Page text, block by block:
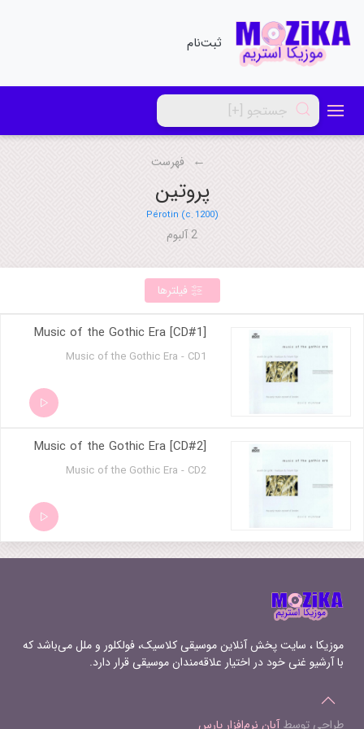
ثبت‌نام
فهرست
پروتین
Pérotin (c. 1200)
فیلترها
Music of the Gothic Era [CD#1]
Music of the Gothic Era - CD1
Music of the Gothic Era [CD#2]
Music of the Gothic Era - CD2
موزیکا ، سایت پخش آنلاین موسیقی کلاسیک، فولکلور و ملل می‌باشد که
با آرشیو غنی خود در اختیار علاقه‌مندان موسیقی قرار دارد.
طراحی توسطآبان نرم‌افزار پارس